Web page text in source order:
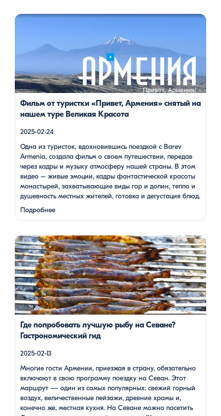
Одна из туристок, вдохновившись поездкой с Barev Armenia,
музыку атмосферу нашей страны. В этом видео – живые
эмоции, кадры фантастической красоты монастырей,
захватывающие виды гор и долин, тепло и душевность
местных жителей, готовка и дегустация блюд. Путешествие
под завораживающие мелодии дудука Дживана Гаспаряна
стало настоящим погружением […]
Фильм от туристки «Привет, Армения» снятый на
нашем туре Великая Красота
2025-02-24
Одна из туристок, вдохновившись поездкой с Barev
Armenia, создала фильм о своем путешествии, передав
через кадры и музыку атмосферу нашей страны. В этом
видео – живые эмоции, кадры фантастической красоты
монастырей, захватывающие виды гор и долин, тепло и
душевность местных жителей, готовка и дегустация блюд.
Путешествие под завораживающие мелодии дудука
Дживана Гаспаряна стало настоящим погружением …
Подробнее
Многие гости Армении, приезжая в страну, обязательно
включают в свою программу поездку на Севан. Этот
маршрут — один из самых популярных: свежий горный
воздух, величественные пейзажи, древние храмы и, конечно
же, местная кухня. На Севане можно посетить Севанаванк
— знаменитый монастырь IX века, расположенный на
полуострове, а также Айраванк, который менее известен, но
не менее […]
Где попробовать лучшую рыбу на Севане?
Гастрономический гид
2025-02-13
Многие гости Армении, приезжая в страну, обязательно
включают в свою программу поездку на Севан. Этот
маршрут — один из самых популярных: свежий горный
воздух, величественные пейзажи, древние храмы и,
конечно же, местная кухня. На Севане можно посетить